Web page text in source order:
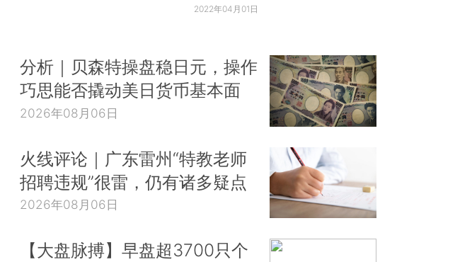
2022年04月01日
分析｜贝森特操盘稳日元，操作
巧思能否撬动美日货币基本面
2026年08月06日
火线评论｜广东雷州“特教老师
招聘违规”很雷，仍有诸多疑点
2026年08月06日
【大盘脉搏】早盘超3700只个